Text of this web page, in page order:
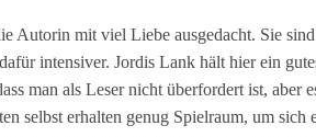
Autorin mit viel Liebe ausgedacht. Sie
intensiver. Jordis Lank hält hier ein
man als Leser nicht überfordert ist, aber
selbst erhalten genug Spielraum, um